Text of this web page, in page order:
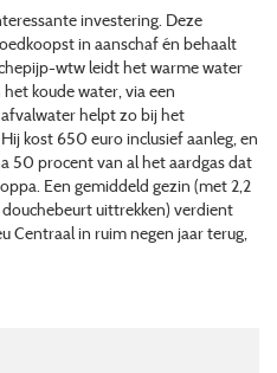
investering. Deze
in aanschaf én behaalt
wtw leidt het warme water
koude water, via een
helpt zo bij het
kost 650 euro inclusief aanleg, en
50 procent van al het aardgas dat
Een gemiddeld gezin (met 2,2
uittrekken) verdient
Centraal in ruim negen jaar terug,